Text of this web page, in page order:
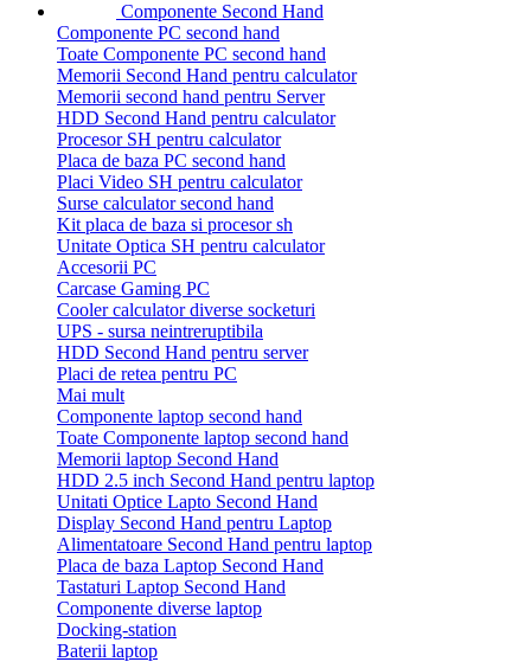
Componente Second Hand
Componente PC second hand
Toate Componente PC second hand
Memorii Second Hand pentru calculator
Memorii second hand pentru Server
HDD Second Hand pentru calculator
Procesor SH pentru calculator
Placa de baza PC second hand
Placi Video SH pentru calculator
Surse calculator second hand
Kit placa de baza si procesor sh
Unitate Optica SH pentru calculator
Accesorii PC
Carcase Gaming PC
Cooler calculator diverse socketuri
UPS - sursa neintreruptibila
HDD Second Hand pentru server
Placi de retea pentru PC
Mai mult
Componente laptop second hand
Toate Componente laptop second hand
Memorii laptop Second Hand
HDD 2.5 inch Second Hand pentru laptop
Unitati Optice Lapto Second Hand
Display Second Hand pentru Laptop
Alimentatoare Second Hand pentru laptop
Placa de baza Laptop Second Hand
Tastaturi Laptop Second Hand
Componente diverse laptop
Docking-station
Baterii laptop